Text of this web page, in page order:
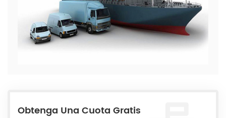
Obtenga Una Cuota Gratis